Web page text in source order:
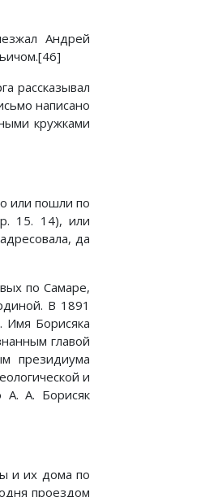
Андрей
рассказывал
написано
кружками
или пошли по
15. 14), или
да
по Самаре,
В 1891
Имя Борисяка
главой
президиума
и
А. А. Борисяк
и их дома по
проездом